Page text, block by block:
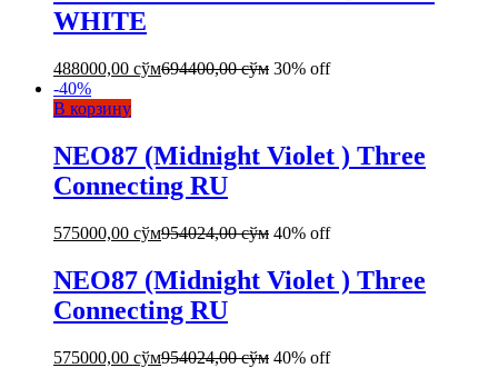
WHITE
488000,00 сўм694400,00сўм 30% off
-40%
В корзину
NEO87 (Midnight Violet ) Three
Connecting RU
575000,00 сўм954024,00сўм 40% off
NEO87 (Midnight Violet ) Three
Connecting RU
575000,00 сўм954024,00сўм 40% off